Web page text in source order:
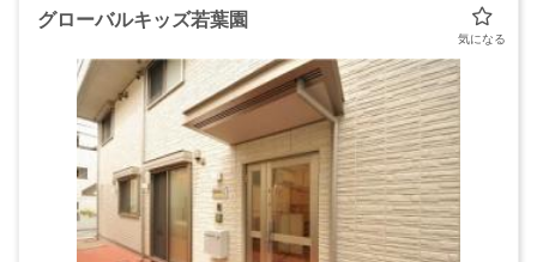
グローバルキッズ若葉園